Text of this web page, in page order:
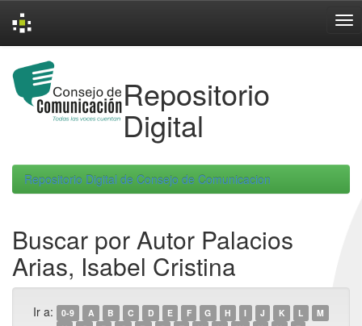
navigation
Repositorio
Digital
Repositorio Digital de Consejo de Comunicacion
Buscar por Autor Palacios
Arias, Isabel Cristina
Ir a: 0-9 A B C D E F G H I J K L
M